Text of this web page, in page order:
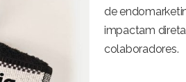
de
impactam
colaboradores.